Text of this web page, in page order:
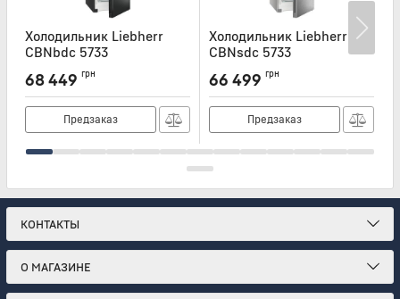
Холодильник Liebherr
CBNbdc 5733
CBNBDC5733
68 449 грн
Предзаказ
Холодильник Liebherr
CBNsdc 5733
CBNSDC5733
66 499 грн
Предзаказ
КОНТАКТЫ
О МАГАЗИНЕ